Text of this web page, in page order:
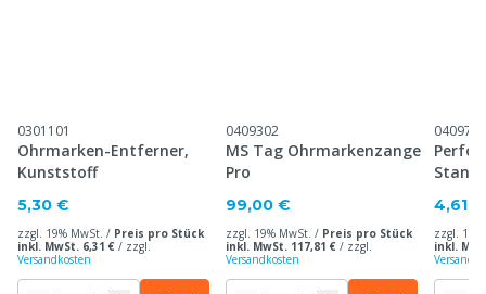
0301101
Ohrmarken-Entferner,
Kunststoff
5,30 €
zzgl. 19% MwSt. / Preis pro Stück
inkl. MwSt. 6,31 € / zzgl.
Versandkosten
0409302
MS Tag Ohrmarkenzange
Pro
99,00 €
zzgl. 19% MwSt. / Preis pro Stück
inkl. MwSt. 117,81 € / zzgl.
Versandkosten
0409716
4,61 €
zzgl.
inkl.